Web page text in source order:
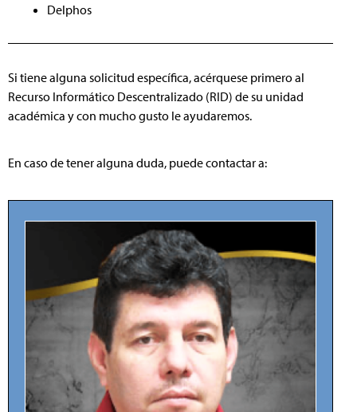
Delphos
Si tiene alguna solicitud específica, acérquese primero al
Recurso Informático Descentralizado (RID) de su unidad
académica y con mucho gusto le ayudaremos.
En caso de tener alguna duda, puede contactar a: